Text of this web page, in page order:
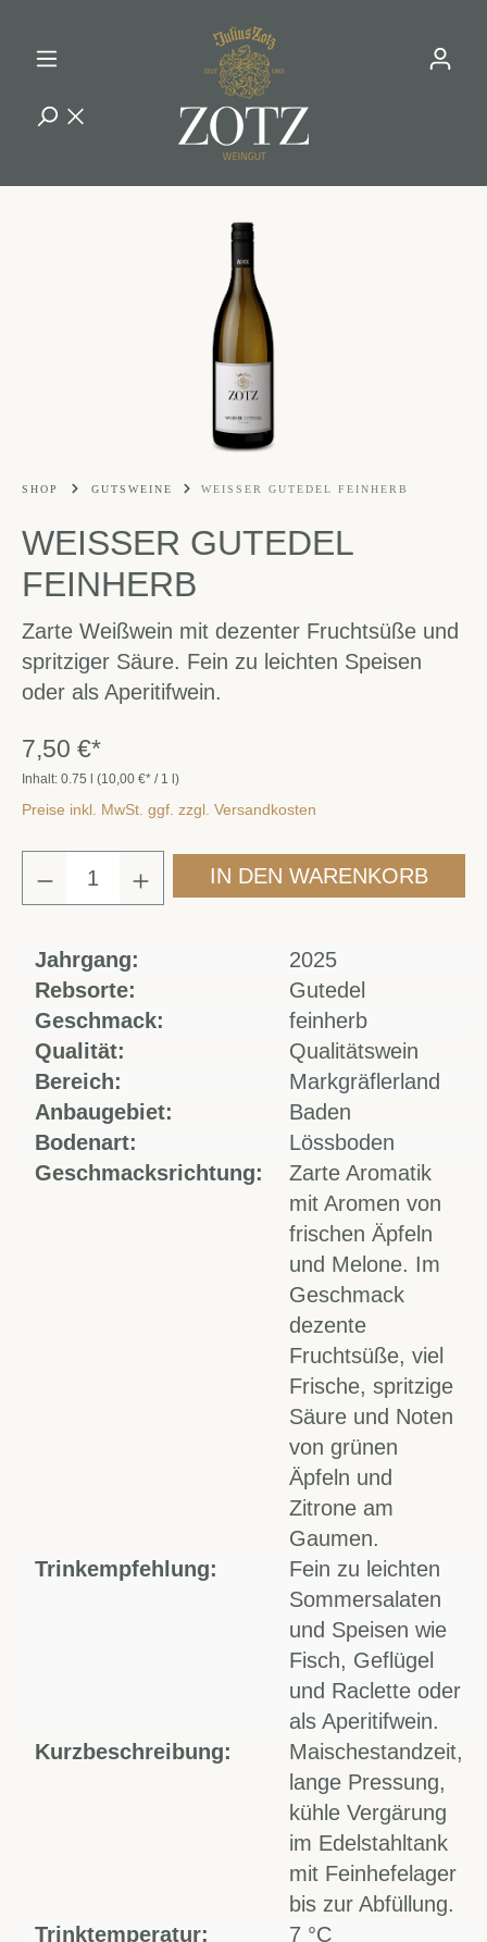
SHOP GUTSWEINE WEISSER GUTEDEL FEINHERB
WEISSER GUTEDEL
FEINHERB
Zarte Weißwein mit dezenter Fruchtsüße und
spritziger Säure. Fein zu leichten Speisen
oder als Aperitifwein.
7,50 €*
Inhalt: 0.75 l (10,00 €* / 1 l)
Preise inkl. MwSt. ggf. zzgl. Versandkosten
IN DEN WARENKORB
Jahrgang:
2025
Rebsorte:
Gutedel
Geschmack:
feinherb
Qualität:
Qualitätswein
Bereich:
Markgräflerland
Anbaugebiet:
Baden
Bodenart:
Lössboden
Geschmacksrichtung:
Zarte Aromatik
mit Aromen von
frischen Äpfeln
und Melone. Im
Geschmack
dezente
Fruchtsüße, viel
Frische, spritzige
Säure und Noten
von grünen
Äpfeln und
Zitrone am
Gaumen.
Trinkempfehlung:
Fein zu leichten
Sommersalaten
und Speisen wie
Fisch, Geflügel
und Raclette oder
als Aperitifwein.
Kurzbeschreibung:
Maischestandzeit,
lange Pressung,
kühle Vergärung
im Edelstahltank
mit Feinhefelager
bis zur Abfüllung.
Trinktemperatur:
7 °C